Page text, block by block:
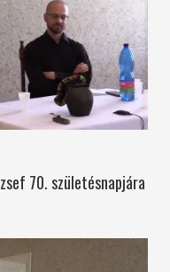
70. születésnapjára